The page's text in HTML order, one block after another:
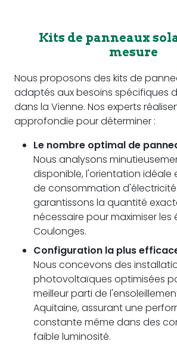
Kits de panneaux
mesure
Nous proposons des kits de
adaptés aux besoins spécifiques
dans la Vienne. Nos experts
approfondie pour déterminer :
Le nombre optimal de
Nous analysons
disponible, l'orientation idéale
de consommation
garantissons la quantité
nécessaire pour maximiser les
Coulonges.
Configuration la plus
Nous concevons des
photovoltaïques optimisées
meilleur parti de
Aquitaine, assurant une
constante même dans des
faible luminosité.